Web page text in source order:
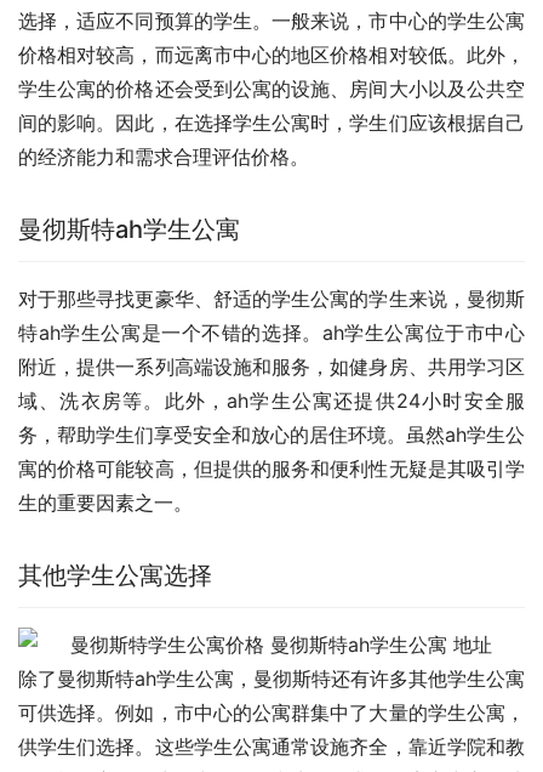
选择，适应不同预算的学生。一般来说，市中心的学生公寓
价格相对较高，而远离市中心的地区价格相对较低。此外，
学生公寓的价格还会受到公寓的设施、房间大小以及公共空
间的影响。因此，在选择学生公寓时，学生们应该根据自己
的经济能力和需求合理评估价格。
曼彻斯特ah学生公寓
对于那些寻找更豪华、舒适的学生公寓的学生来说，曼彻斯
特ah学生公寓是一个不错的选择。ah学生公寓位于市中心
附近，提供一系列高端设施和服务，如健身房、共用学习区
域、洗衣房等。此外，ah学生公寓还提供24小时安全服
务，帮助学生们享受安全和放心的居住环境。虽然ah学生公
寓的价格可能较高，但提供的服务和便利性无疑是其吸引学
生的重要因素之一。
其他学生公寓选择
除了曼彻斯特ah学生公寓，曼彻斯特还有许多其他学生公寓
可供选择。例如，市中心的公寓群集中了大量的学生公寓，
供学生们选择。这些学生公寓通常设施齐全，靠近学院和教